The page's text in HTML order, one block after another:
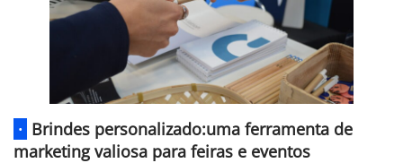
· Brindes personalizado:uma ferramenta de
marketing valiosa para feiras e eventos